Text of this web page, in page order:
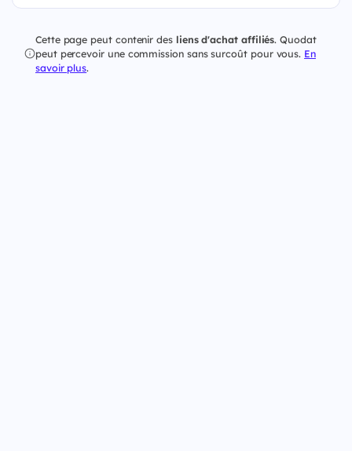
Cette page peut contenir des liens d'achat affiliés. Quodat
peut percevoir une commission sans surcoût pour vous. En
savoir plus.